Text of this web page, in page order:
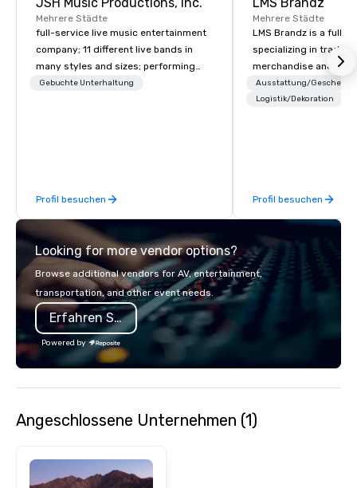
JSH Music Productions, Inc.
Mehrere Städte
full-service live music entertainment
company; 11 different live bands in
many styles and sizes; performing
since 2007
Gebuchte Unterhaltung
Profil besuchen
LMS Brandz
Mehrere Städte
LMS Brandz is a full-
specializing in trade
merchandise and
booth giveaways and
to executive gifting,
years of industry
commitment to
smart, reliable
make the end-user
seamless from start to
Ausstattung/Geschenke
Logistik/Dekoration
Profil besuchen
Looking for more vendor options?
Browse additional vendors for AV, entertainment,
transportation, and other event needs.
Erfahren Sie mehr
Powered by
Angeschlossene Unternehmen (1)